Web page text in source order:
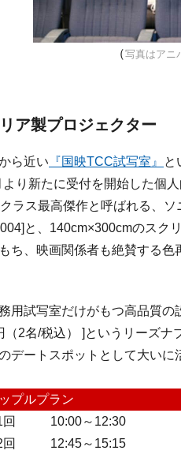
（写真はアニ
ア製プロジェクター
ら近い 『国映TCC試写室』
と
り新たに受付を開始した個
ラス最高傑作と呼ばれる、ソ
と、140cm×300cmのスク
ち、映画関係者も絶賛する色
用試写室だけがもつ高品質
（2名/税込） ]というリーズ
デートスポットとして大いに
プルプラン
10:00～12:30
12:45～15:15